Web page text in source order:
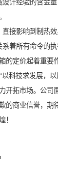
计经验的含金
接影响到制热效
系着所有命令的
的定价起着重要
科技求发展，
开拓市场。公司
的商业信誉，期
！